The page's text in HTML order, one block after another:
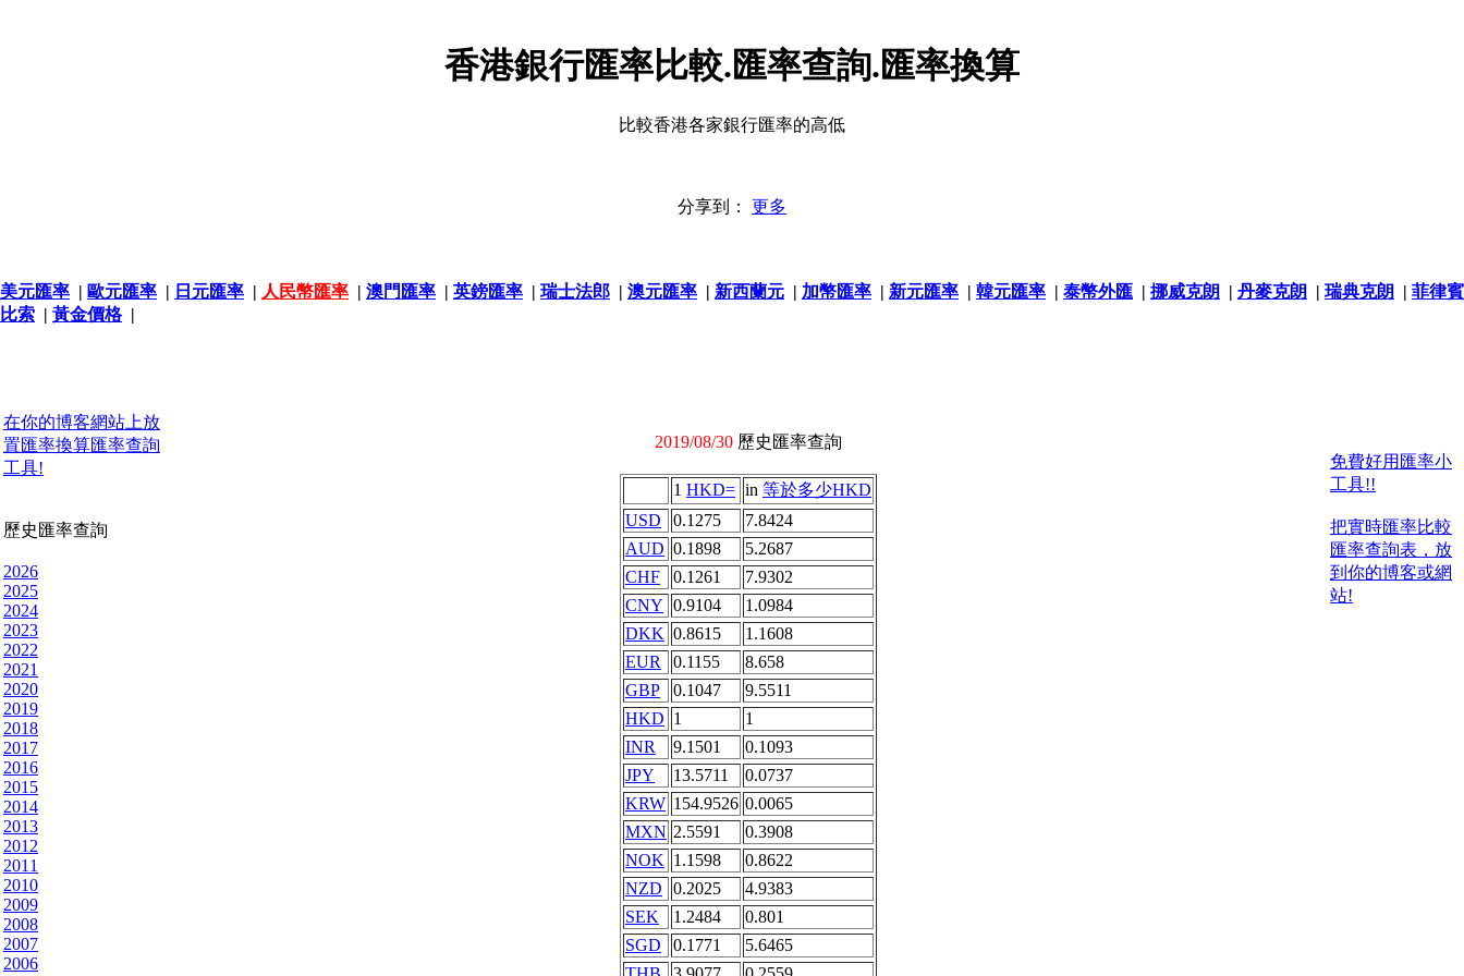
香港銀行匯率比較.匯率查詢.匯率換算
比較香港各家銀行匯率的高低
分享到： 更多
美元匯率 | 歐元匯率 | 日元匯率 | 人民幣匯率 | 澳門匯率 | 英鎊匯率 | 瑞士法郎 | 澳元匯率 | 新西蘭元 | 加幣匯率 | 新元匯率 | 韓元匯率 | 泰幣外匯 | 挪威克朗 | 丹麥克朗 | 瑞典克朗 | 菲律賓
比索 | 黃金價格|
在你的博客網站上放
置匯率換算匯率查詢
工具!
歷史匯率查詢
2026
2025
2024
2023
2022
2021
2020
2019
2018
2017
2016
2015
2014
2013
2012
2011
2010
2009
2008
2007
2006
2019/08/30 歷史匯率查詢
1 HKD= in 等於多少HKD
USD
0.1275
7.8424
AUD 0.1898
5.2687
CHF
0.1261
7.9302
CNY 0.9104
1.0984
DKK 0.8615
1.1608
EUR
0.1155
8.658
GBP
0.1047
9.5511
HKD 1
1
INR
9.1501
0.1093
JPY
13.5711
0.0737
KRW 154.9526 0.0065
MXN 2.5591
0.3908
NOK 1.1598
0.8622
NZD
0.2025
4.9383
SEK
1.2484
0.801
SGD
0.1771
5.6465
免費好用匯率小
工具!!
把實時匯率比較
匯率查詢表，放
到你的博客或網
站!